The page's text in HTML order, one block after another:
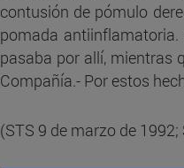
contusión de pómulo
pomada
pasaba por allí, mientras
Compañía.- Por estos
(STS 9 de marzo de